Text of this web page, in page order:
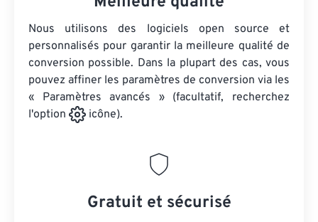
Nous utilisons des logiciels open source et
personnalisés pour garantir la meilleure qualité de
conversion possible. Dans la plupart des cas, vous
pouvez affiner les paramètres de conversion via les
« Paramètres avancés » (facultatif, recherchez
l'option
icône).
Gratuit et sécurisé